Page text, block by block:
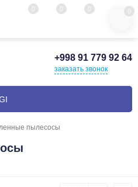
0 0 0 0
+998 91 779 92 64
заказать звонок
пылесосы